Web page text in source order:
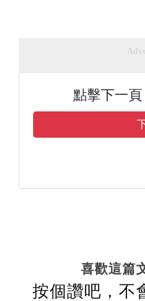
點擊下一
喜歡這篇
按個讚吧，不